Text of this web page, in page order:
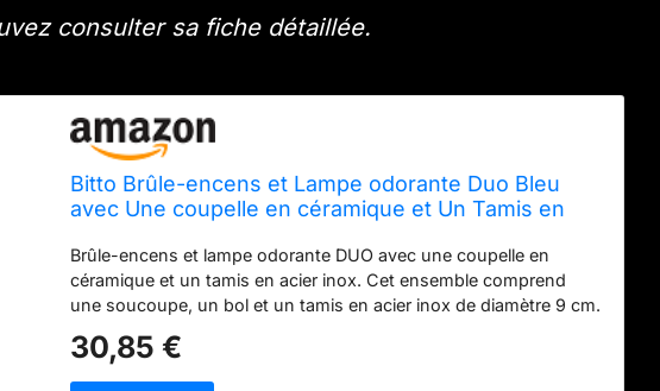
consulter sa fiche détaillée.
Bitto Brûle-encens et Lampe odorante Duo Bleu
avec Une coupelle en céramique et Un Tamis en
Brûle-encens et lampe odorante DUO avec une coupelle en
céramique et un tamis en acier inox. Cet ensemble comprend
une soucoupe, un bol et un tamis en acier inox de diamètre 9 cm.
tamis en acier inox comme encensoir. Dimensions : H: 11 cm, Ø 9
cm Brûle-encens Encensoir Photophore Encens
30,85 €